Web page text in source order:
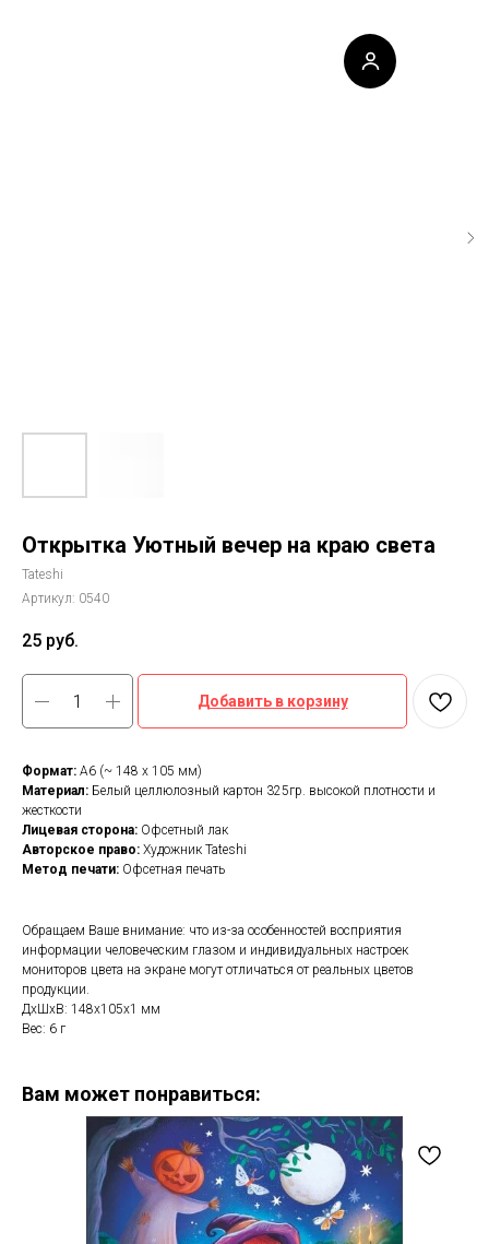
Открытка Уютный вечер на краю света
Tateshi
Артикул: 0540
25 руб.
Добавить в корзину
Формат: А6 (~ 148 х 105 мм)
Материал: Белый целлюлозный картон 325гр. высокой плотности и
жесткости
Лицевая сторона: Офсетный лак
Авторское право: Художник Tateshi
Метод печати: Офсетная печать
Обращаем Ваше внимание: что из-за особенностей восприятия
информации человеческим глазом и индивидуальных настроек
мониторов цвета на экране могут отличаться от реальных цветов
продукции.
ДxШxВ: 148x105x1 мм
Вес: 6 г
Вам может понравиться: